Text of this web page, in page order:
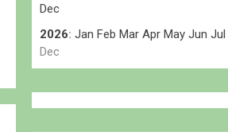
Dec
2026: Jan Feb Mar Apr May Jun Jul
Dec